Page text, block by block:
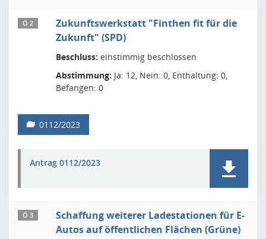
Ö 2
Zukunftswerkstatt "Finthen fit für die
Zukunft" (SPD)
Beschluss: einstimmig beschlossen
Abstimmung: Ja: 12, Nein: 0, Enthaltung: 0,
Befangen: 0
0112/2023
Antrag 0112/2023
Ö 3
Schaffung weiterer Ladestationen für E-
Autos auf öffentlichen Flächen (Grüne)